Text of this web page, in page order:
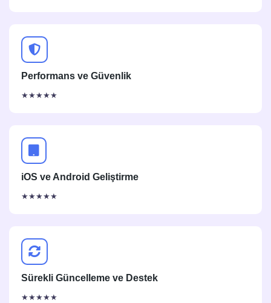
Performans ve Güvenlik
★★★★★
iOS ve Android Geliştirme
★★★★★
Sürekli Güncelleme ve Destek
★★★★★